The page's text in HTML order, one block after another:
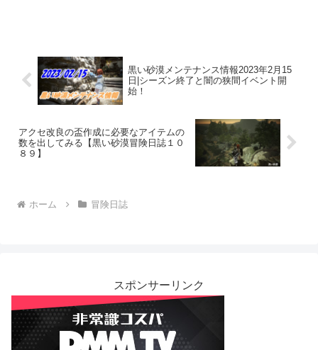
黒い砂漠メンテナンス情報2023年2月15
日|シーズン終了と闇の狭間イベント開
始！
アクセ改良の盃作成に必要なアイテムの
数を出してみる【黒い砂漠冒険日誌１０
８９】
ホーム 冒険日誌
スポンサーリンク